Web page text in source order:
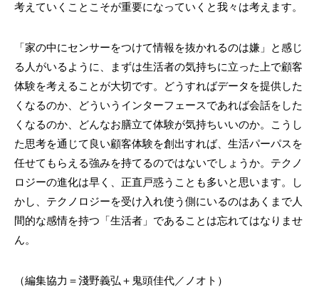
考えていくことこそが重要になっていくと我々は考えます。
「家の中にセンサーをつけて情報を抜かれるのは嫌」と感じ
る人がいるように、まずは生活者の気持ちに立った上で顧客
体験を考えることが大切です。どうすればデータを提供した
くなるのか、どういうインターフェースであれば会話をした
くなるのか、どんなお膳立て体験が気持ちいいのか。こうし
た思考を通じて良い顧客体験を創出すれば、生活パーパスを
任せてもらえる強みを持てるのではないでしょうか。テクノ
ロジーの進化は早く、正直戸惑うことも多いと思います。し
かし、テクノロジーを受け入れ使う側にいるのはあくまで人
間的な感情を持つ「生活者」であることは忘れてはなりませ
ん。
（編集協力＝淺野義弘＋鬼頭佳代／ノオト）